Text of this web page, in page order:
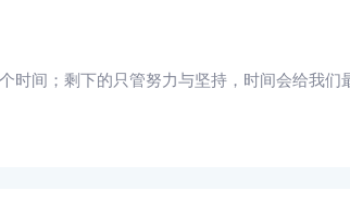
时间；剩下的只管努力与坚持，时间会给我们